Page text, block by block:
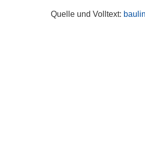
Quelle und Volltext: